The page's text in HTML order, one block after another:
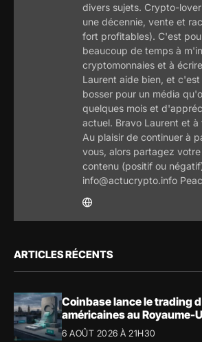
divers sujets. Crypto-
une décennie, vente et
fort profitables). C'est
beaucoup de temps à
cryptomonnaies et à
Laurent aide bien, et c'est
bosser pour un média
quelques mois et
actuel. Bravo Laurent et
Au plaisir de continuer à
vous, alors partagez
contenu (positif ou
info@actucrypto.info
ARTICLES RÉCENTS
Coinbase lance le trading
américaines au Royaume-
6 AOÛT 2026 À 21H30